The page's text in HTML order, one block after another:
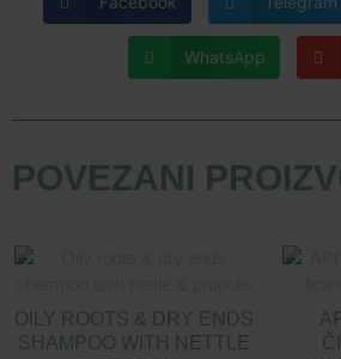
WhatsApp
POVEZANI
OILY ROOTS & DRY ENDS
SHAMPOO WITH NETTLE